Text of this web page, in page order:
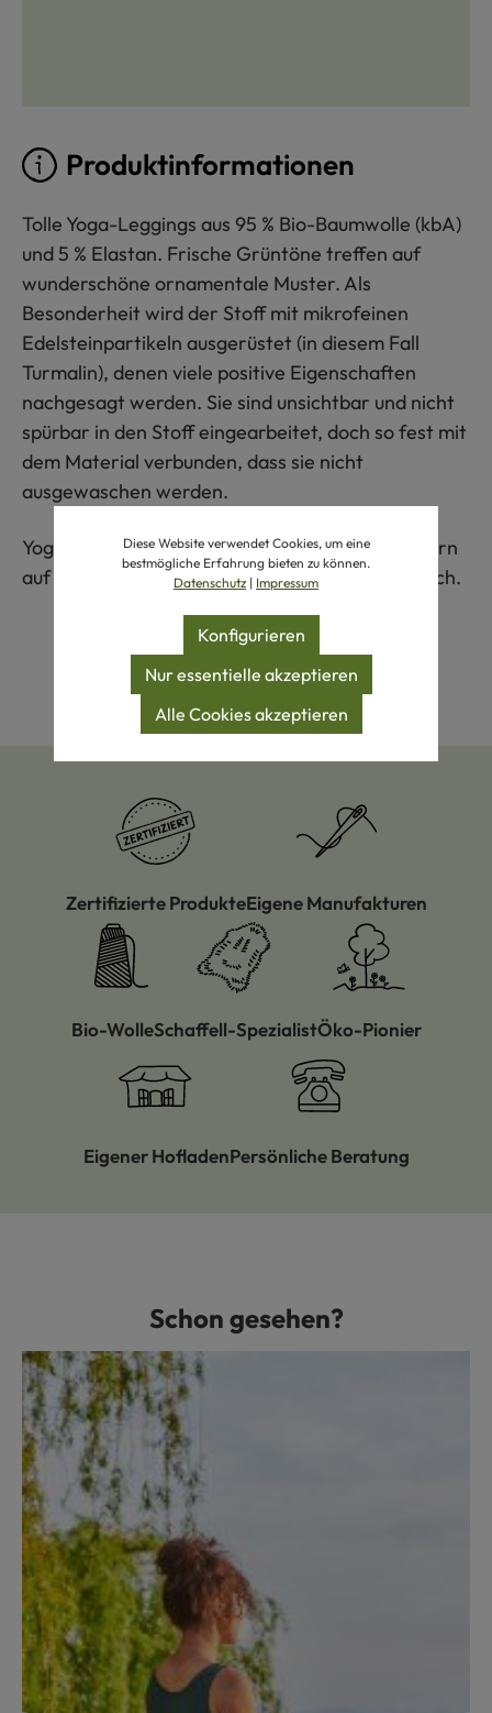
Produktinformationen
Tolle Yoga-Leggings aus 95 % Bio-Baumwolle (kbA)
und 5 % Elastan. Frische Grüntöne treffen auf
wunderschöne ornamentale Muster. Als
Besonderheit wird der Stoff mit mikrofeinen
Edelsteinpartikeln ausgerüstet (in diesem Fall
Turmalin), denen viele positive Eigenschaften
nachgesagt werden. Sie sind unsichtbar und nicht
spürbar in den Stoff eingearbeitet, doch so fest mit
dem Material verbunden, dass sie nicht
ausgewaschen werden.
Yoga-Leggings Bala aus Bio-Baumwolle ist, sofern
auf Lager, in den Größen S, M, L und XL erhältlich.
Zertifizierte ProdukteEigene Manufakturen
Bio-WolleSchaffell-SpezialistÖko-Pionier
Eigener HofladenPersönliche Beratung
Produktgalerie überspringenSchon gesehen?
Diese Website verwendet Cookies, um eine
bestmögliche Erfahrung bieten zu können.
Datenschutz | Impressum
Nur essentielle akzeptieren
Konfigurieren
Alle Cookies akzeptieren